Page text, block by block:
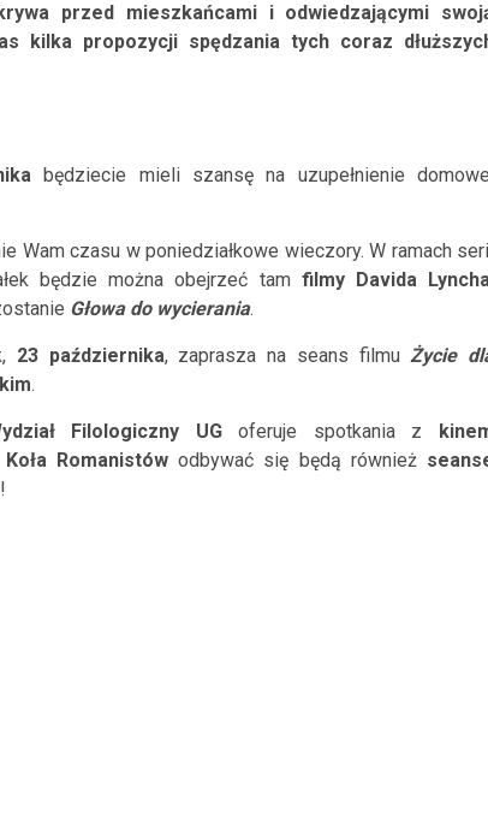
przed mieszkańcami i odwiedzającymi
kilka propozycji spędzania tych coraz
będziecie mieli szansę na uzupełnienie
Wam czasu w poniedziałkowe wieczory. W ramach
będzie można obejrzeć tam filmy Davida
Głowa do wycierania.
23 października, zaprasza na seans filmuŻycie
.
Filologiczny UGoferuje spotkania z
Koła Romanistówodbywać się będą również